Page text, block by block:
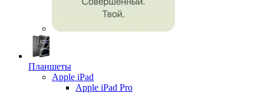
Планшеты
Apple iPad
Apple iPad Pro